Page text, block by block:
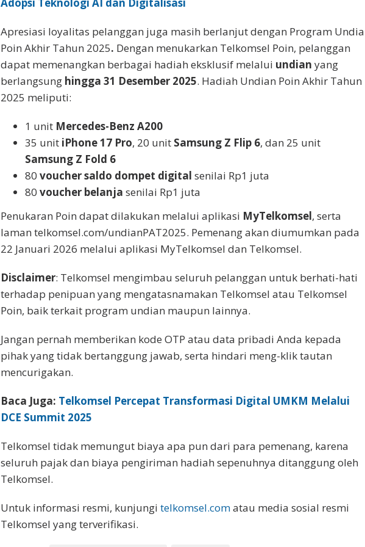
Adopsi Teknologi AI dan Digitalisasi
Apresiasi loyalitas pelanggan juga masih berlanjut dengan Program
Poin Akhir Tahun 2025. Dengan menukarkan Telkomsel Poin, pelanggan
dapat memenangkan berbagai hadiah eksklusif melalui undian yang
berlangsung hingga 31 Desember 2025. Hadiah Undian Poin Akhir Tahun
2025 meliputi:
1 unit Mercedes-Benz A200
35 unit iPhone 17 Pro, 20 unit Samsung Z Flip 6, dan 25 unit
Samsung Z Fold 6
80voucher saldo dompet digitalsenilai Rp1 juta
80voucher belanjasenilai Rp1 juta
Penukaran Poin dapat dilakukan melalui aplikasi MyTelkomsel, serta
laman telkomsel.com/undianPAT2025. Pemenang akan diumumkan pada
22 Januari 2026 melalui aplikasi MyTelkomsel dan Telkomsel.
Disclaimer: Telkomsel mengimbau seluruh pelanggan untuk berhati-hati
terhadap penipuan yang mengatasnamakan Telkomsel atau Telkomsel
Poin, baik terkait program undian maupun lainnya.
Jangan pernah memberikan kode OTP atau data pribadi Anda kepada
pihak yang tidak bertanggung jawab, serta hindari meng-klik tautan
mencurigakan.
Baca Juga: Telkomsel Percepat Transformasi Digital UMKM Melalui
DCE Summit 2025
Telkomsel tidak memungut biaya apa pun dari para pemenang, karena
seluruh pajak dan biaya pengiriman hadiah sepenuhnya ditanggung oleh
Telkomsel.
Untuk informasi resmi, kunjungitelkomsel.comatau media sosial resmi
Telkomsel yang terverifikasi.